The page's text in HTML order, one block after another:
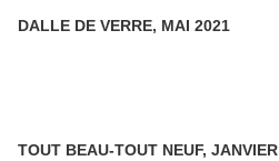
DALLE DE VERRE, MAI 2021
TOUT BEAU-TOUT NEUF, JANVIER